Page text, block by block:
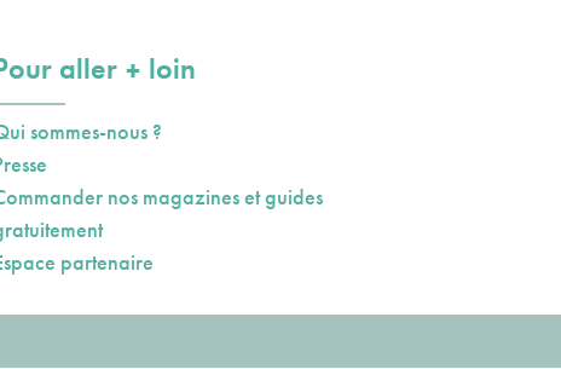
aller plusloin
sommes-nous ?
nos magazines et guides
partenaire